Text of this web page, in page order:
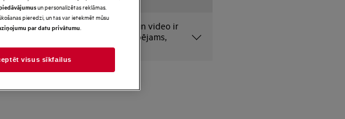
lapas galerijā redzamie fotoattēli un video ir
tikai ilustratīviem nolūkiem un, iespējams,
šo modeli.
un personalizētas reklāmas.
pieredzi, un tas var ietekmēt mūsu
par datu privātumu
visus sīkfailus